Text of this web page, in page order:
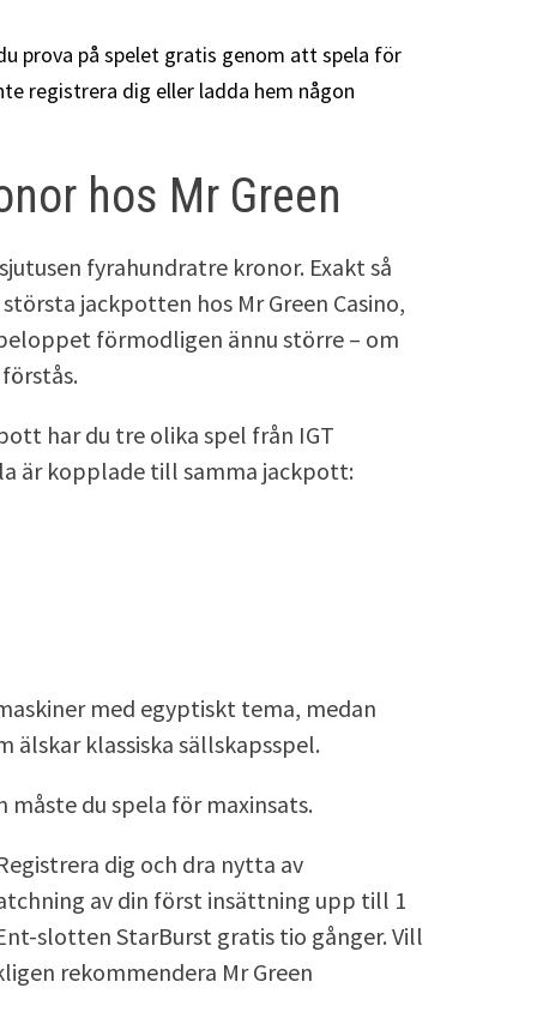
prova på spelet gratis genom att spela för
registrera dig eller ladda hem någon
hos Mr Green
fyrahundratre kronor. Exakt så
jackpotten hos Mr Green Casino,
förmodligen ännu större – om
har du tre olika spel från IGT
är kopplade till samma jackpott:
med egyptiskt tema, medan
älskar klassiska sällskapsspel.
du spela för maxinsats.
dig och dra nytta av
av din först insättning upp till 1
slotten StarBurst gratis tio gånger. Vill
rekommendera Mr Green